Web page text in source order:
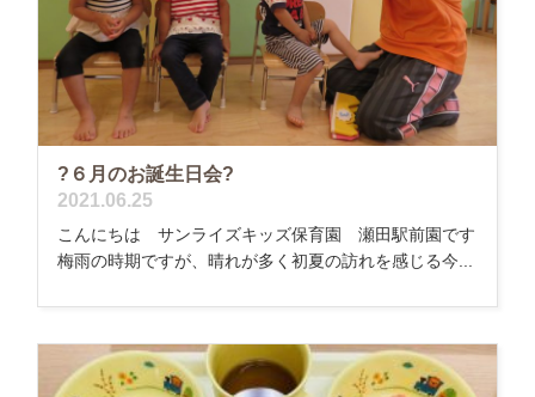
?６月のお誕生日会?
2021.06.25
こんにちは サンライズキッズ保育園 瀬田駅前園です
梅雨の時期ですが、晴れが多く初夏の訪れを感じる今...